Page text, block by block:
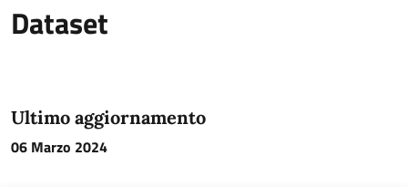
Dataset
Ultimo aggiornamento
06 Marzo 2024